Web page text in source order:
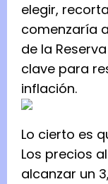
elegir,
comenzaría
de la
clave para
inflación.
Lo cierto es
Los precios
alcanzar un